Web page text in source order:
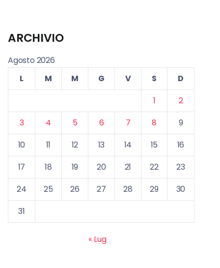
ARCHIVIO
Agosto 2026
L
M M G V S
D
1
2
3
4 5 6 7 8
9
10
11 12 13 14 15
16
17
18 19 20 21 22
23
24
25 26 27 28 29
30
31
« Lug